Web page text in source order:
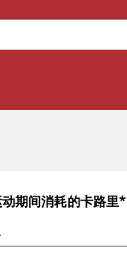
期间消耗的卡路里*